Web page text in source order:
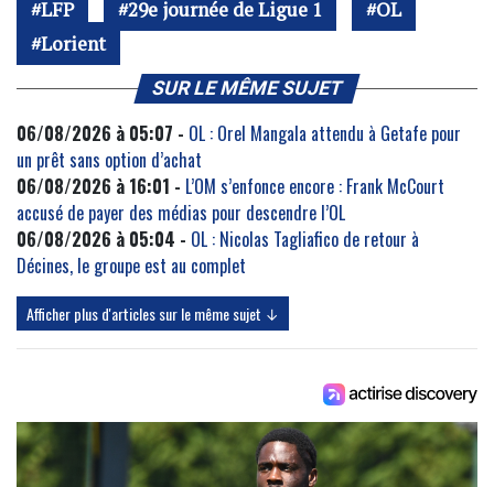
LFP 29e journée de Ligue 1
OL
Lorient
SUR LE MÊME SUJET
06/08/2026 à 05:07 - OL : Orel Mangala attendu à Getafe pour
un prêt sans option d’achat
06/08/2026 à 16:01 - L’OM s’enfonce encore : Frank McCourt
accusé de payer des médias pour descendre l’OL
06/08/2026 à 05:04 - OL : Nicolas Tagliafico de retour à
Décines, le groupe est au complet
Afficher plus d'articles sur le même sujet ↓